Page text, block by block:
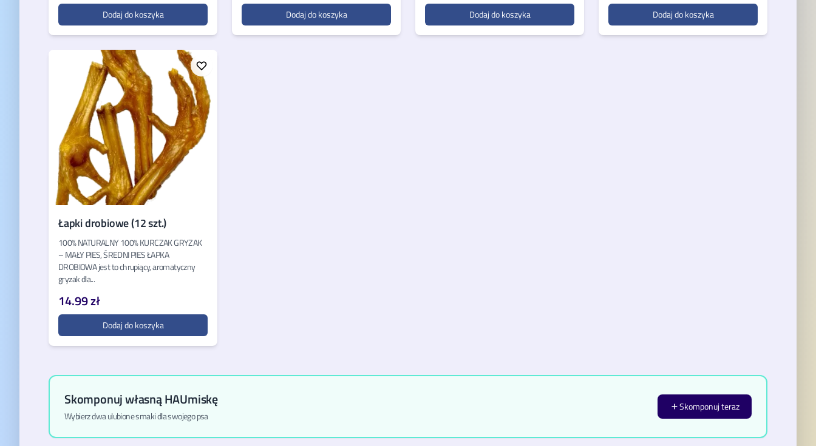
Dodaj do koszyka Dodaj do koszyka Dodaj do koszyka Dodaj do koszyka
Łapki drobiowe (12 szt.)
100% NATURALNY 100% KURCZAK GRYZAK
– MAŁY PIES, ŚREDNI PIES ŁAPKA
DROBIOWA jest to chrupiący, aromatyczny
gryzak dla...
14.99 zł
Dodaj do koszyka
Skomponuj własną HAUmiskę
Wybierz dwa ulubione smaki dla swojego psa
Skomponuj teraz